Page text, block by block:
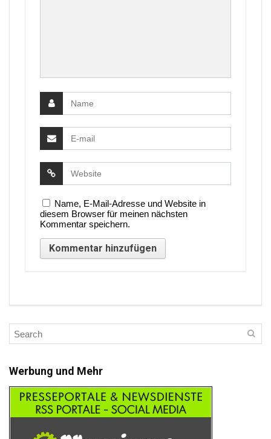
Name, E-Mail-Adresse und Website in
diesem Browser für meinen nächsten
Kommentar speichern.
Werbung und Mehr